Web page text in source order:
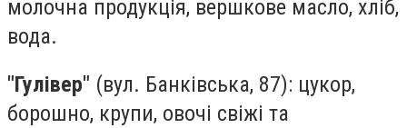
молочна продукція, вершкове масло, хліб,
вода.
"Гулівер" (вул. Банківська, 87): цукор,
борошно, крупи, овочі свіжі та